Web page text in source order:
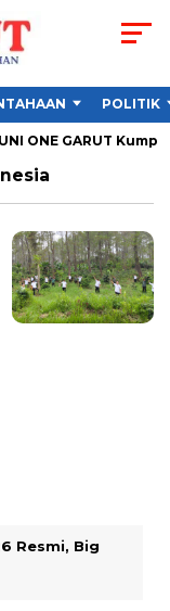
POLITIK
ONE GARUT
Resmi, Big